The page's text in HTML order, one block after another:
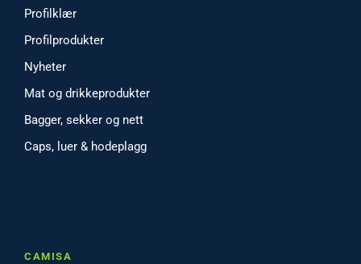
Profilklær
Profilprodukter
Nyheter
Mat og drikkeprodukter
Bagger, sekker og nett
Caps, luer & hodeplagg
CAMISA